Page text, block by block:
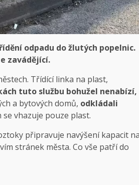
odpadu do žlutých popelnic.
zavádějící.
Třídící linka na plast,
tuto službu bohužel nenabízí,
a bytových domů, odkládali
vhazuje pouze plast.
připravuje navýšení kapacit
stránek města. Co vše patří do